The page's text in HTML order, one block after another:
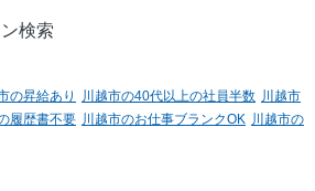
検索
の昇給あり 川越市の40代以上の社員半数 川越市
履歴書不要 川越市のお仕事ブランクOK 川越市の